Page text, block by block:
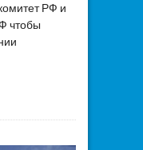
РФ и
чтобы